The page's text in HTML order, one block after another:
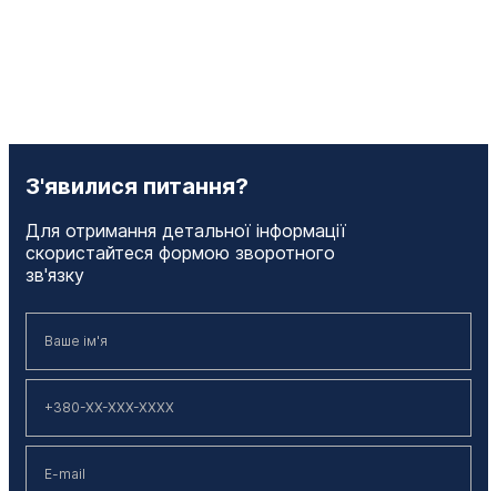
З'явилися питання?
Для отримання детальної інформації
скористайтеся формою зворотного
зв'язку